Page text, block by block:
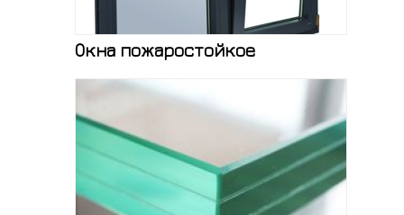
Окна пожаростойкое